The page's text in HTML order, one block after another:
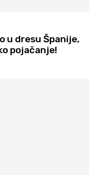
u dresu Španije,
pojačanje!